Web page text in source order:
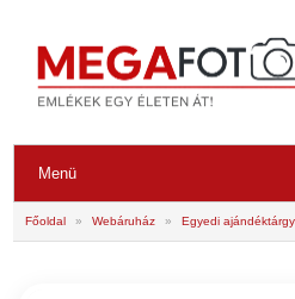
Menü
Főoldal » Webáruház » Egyedi